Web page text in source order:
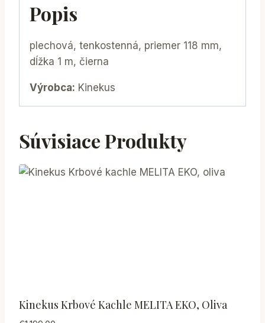
Popis
plechová, tenkostenná, priemer 118 mm,
dĺžka 1 m, čierna
Výrobca: Kinekus
Súvisiace Produkty
Kinekus Krbové Kachle MELITA EKO, Oliva